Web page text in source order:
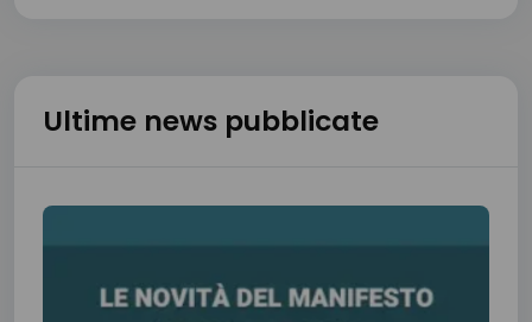
Ultime news pubblicate